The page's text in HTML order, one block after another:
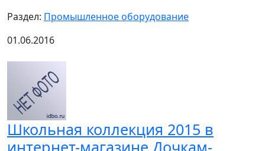
Раздел: Промышленное оборудование
01.06.2016
Школьная коллекция 2015 в
интернет-магазине Дочкам-